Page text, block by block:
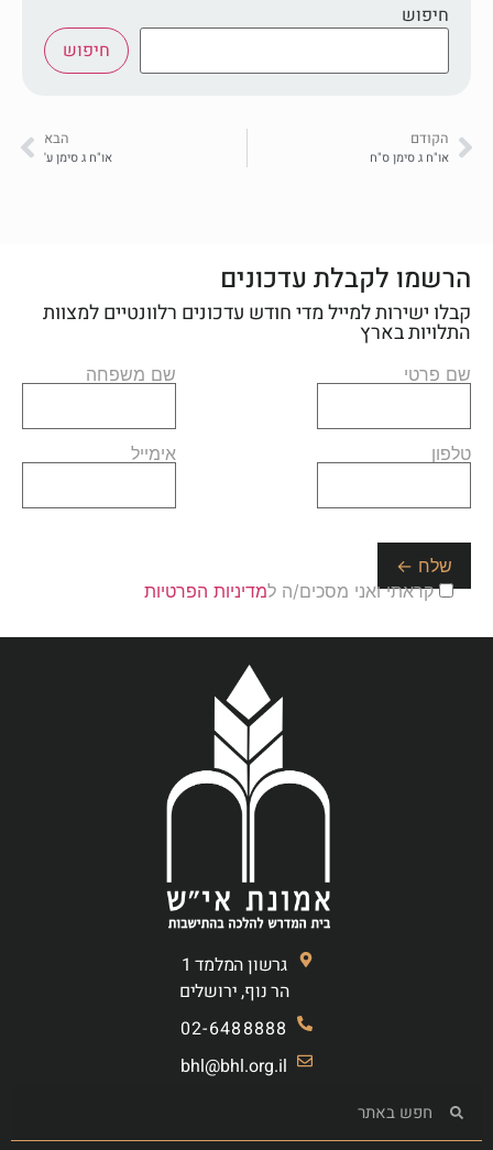
חיפוש
חיפוש
הקודם
או"ח ג סימן ס"ח
הבא
או"ח ג סימן ע'
הרשמו לקבלת עדכונים
קבלו ישירות למייל מדי חודש עדכונים רלוונטיים למצוות
התלויות בארץ
שם פרטי שם משפחה
טלפון אימייל
קראתי ואני מסכים/ה למדיניות הפרטיות
גרשון המלמד 1
הר נוף, ירושלים
02-6488888
bhl@bhl.org.il